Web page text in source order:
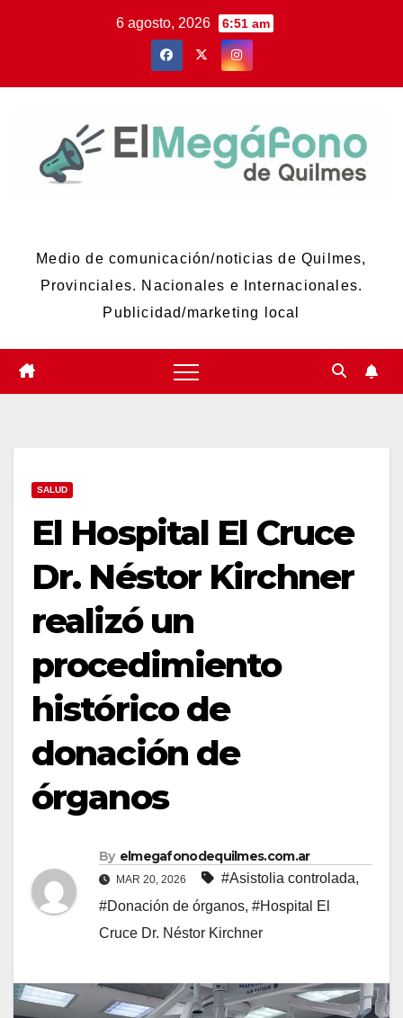
6 agosto, 2026 6:51 am
Medio de comunicación/noticias de Quilmes,
Provinciales. Nacionales e Internacionales.
Publicidad/marketing local
SALUD
El Hospital El Cruce
Dr. Néstor Kirchner
realizó un
procedimiento
histórico de
donación de
órganos
By elmegafonodequilmes.com.ar
MAR 20, 2026 #Asistolia controlada,
#Donación de órganos, #Hospital El
Cruce Dr. Néstor Kirchner